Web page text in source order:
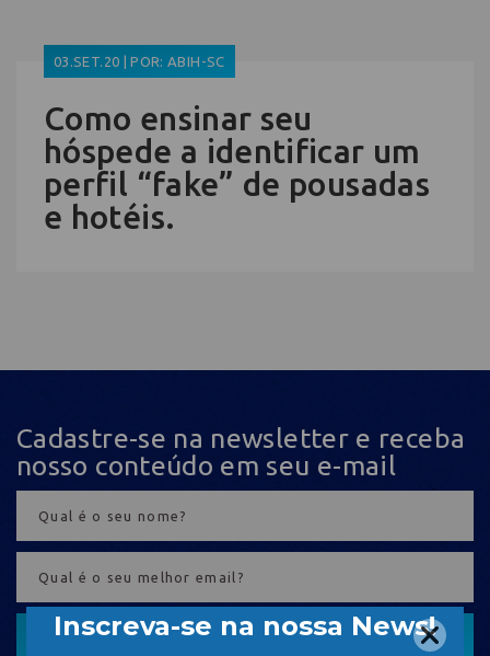
03.SET.20 | POR: ABIH-SC
Como ensinar seu
hóspede a identificar um
perfil “fake” de pousadas
e hotéis.
Cadastre-se na newsletter e receba
nosso conteúdo em seu e-mail
CADASTRAR